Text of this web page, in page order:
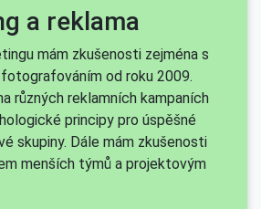
a reklama
mám zkušenosti zejména s
od roku 2009.
různých reklamních kampaních
principy pro úspěšné
skupiny. Dále mám zkušenosti
menších týmů a projektovým